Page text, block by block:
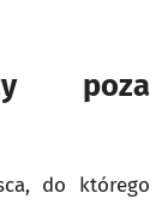
poza
do którego